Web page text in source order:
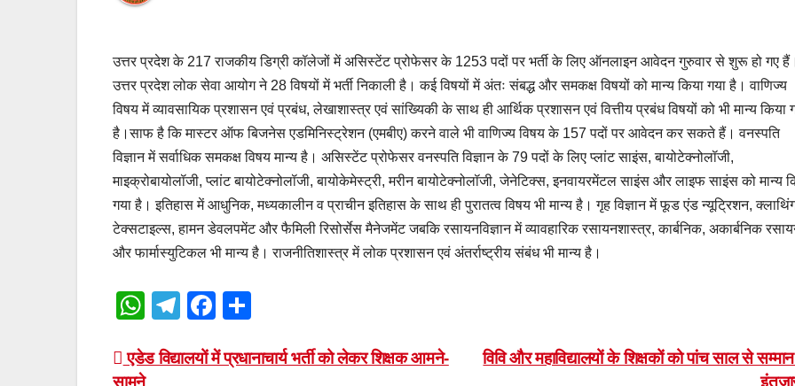
उत्तर प्रदेश के 217 राजकीय डिग्री कॉलेजों में असिस्टेंट प्रोफेसर के 1253 पदों पर भर्ती के लिए ऑनलाइन आवेदन गुरुवार से शुरू हो गए हैं।
उत्तर प्रदेश लोक सेवा आयोग ने 28 विषयों में भर्ती निकाली है। कई विषयों में अंतः संबद्ध और समकक्ष विषयों को मान्य किया गया है। वाणिज्य
विषय में व्यावसायिक प्रशासन एवं प्रबंध, लेखाशास्त्र एवं सांख्यिकी के साथ ही आर्थिक प्रशासन एवं वित्तीय प्रबंध विषयों को भी मान्य किया
है।साफ है कि मास्टर ऑफ बिजनेस एडमिनिस्ट्रेशन (एमबीए) करने वाले भी वाणिज्य विषय के 157 पदों पर आवेदन कर सकते हैं। वनस्पति
विज्ञान में सर्वाधिक समकक्ष विषय मान्य है। असिस्टेंट प्रोफेसर वनस्पति विज्ञान के 79 पदों के लिए प्लांट साइंस, बायोटेक्नोलॉजी,
माइक्रोबायोलॉजी, प्लांट बायोटेक्नोलॉजी, बायोकेमेस्ट्री, मरीन बायोटेक्नोलॉजी, जेनेटिक्स, इनवायरमेंटल साइंस और लाइफ साइंस को मान्य
गया है। इतिहास में आधुनिक, मध्यकालीन व प्राचीन इतिहास के साथ ही पुरातत्व विषय भी मान्य है। गृह विज्ञान में फूड एंड न्यूट्रिशन,
टेक्सटाइल्स, हामन डेवलपमेंट और फैमिली रिसोर्सेस मैनेजमेंट जबकि रसायनविज्ञान में व्यावहारिक रसायनशास्त्र, कार्बनिक, अकार्बनिक
और फार्मास्युटिकल भी मान्य है। राजनीतिशास्त्र में लोक प्रशासन एवं अंतर्राष्ट्रीय संबंध भी मान्य है।
W
at
T
e
F
c
ar
Post
विवि और महाविद्यालयों के शिक्षकों को पांच साल से
एडेड विद्यालयों में प्रधानाचार्य भर्ती को लेकर शिक्षक आमने-